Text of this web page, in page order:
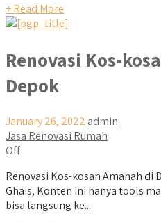
+ Read More
Renovasi Kos-
Depok
January 26, 2022 admin
Jasa Renovasi Rumah
Off
Renovasi Kos-kosan Amanah di
Ghais, Konten ini hanya tools
bisa langsung ke...